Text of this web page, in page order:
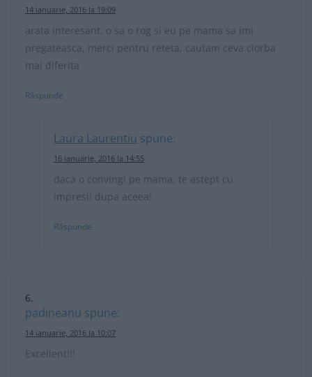
14 ianuarie, 2016 la 19:09
arata interesant, o sa o rog si eu pe mama sa imi
pregateasca, merci pentru reteta, cautam ceva ciorba
mai diferita
Răspunde
Laura Laurentiu spune:
16 ianuarie, 2016 la 14:55
daca o convingi pe mama, te astept cu
impresii dupa aceea!
Răspunde
padineanu spune:
14 ianuarie, 2016 la 10:07
Excellent!!!